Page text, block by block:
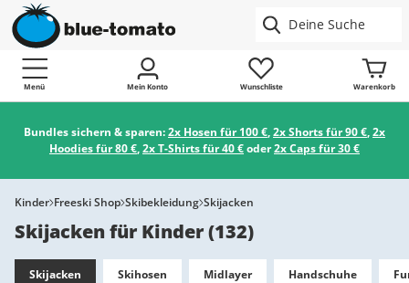
Menü Mein Konto Wunschliste Warenkorb
Bundles sichern & sparen:2x Hosen für 100 €,2x Shorts für 90 €,2x
Hoodies für 80 €,2x T-Shirts für 40 €oder2x Caps für 30 €
Kinder Freeski Shop Skibekleidung Skijacken
Skijacken für Kinder(132)
Skijacken Skihosen Midlayer Handschuhe